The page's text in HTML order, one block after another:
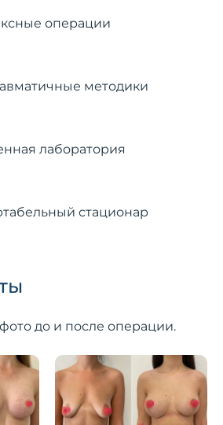
операции
методики
лаборатория
стационар
до и после операции.